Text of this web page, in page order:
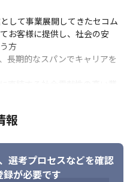
じて、半年～1年のOJTを予定
元請けにてサービス提供して
るのではなく、ノウハウ取得
獲得などの戦略的プロジェク
、クライアントと直接折衝す
ます（常駐派遣は一切ありま
して事業展開してきたセコム
お客様に提供し、社会の安
方
長期的なスパンでキャリアを
報
選考プロセスなどを確認
が必要です